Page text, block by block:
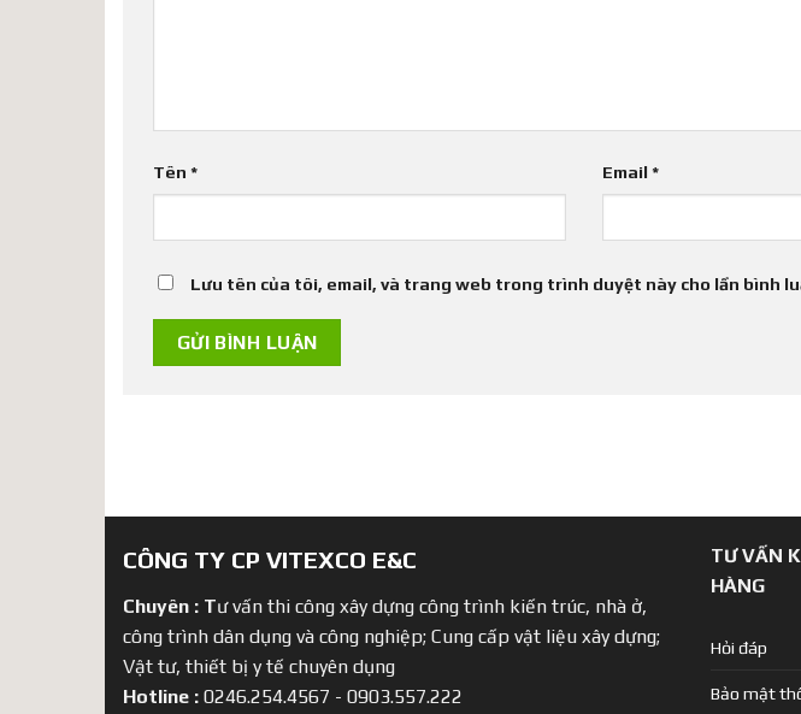
Tên * Email*
Lưu tên của tôi, email, và trang web trong trình duyệt này cho lần bình
CÔNG TY CP VITEXCO E&C
Chuyên : Tư vấn thi công xây dựng công trình kiến trúc, nhà ở,
công trình dân dụng và công nghiệp; Cung cấp vật liệu xây dựng;
Vật tư, thiết bị y tế chuyên dụng
Hotline : 0246.254.4567 - 0903.557.222
TƯ VẤN
HÀNG
Hỏi đáp
Bảo mật